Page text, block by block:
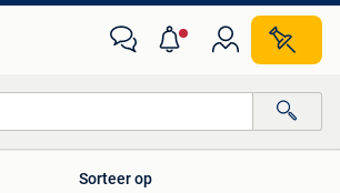
Sorteer op